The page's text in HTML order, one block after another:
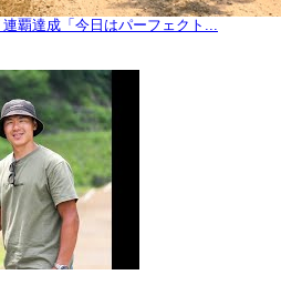
覇達成「今日はパーフェクト...